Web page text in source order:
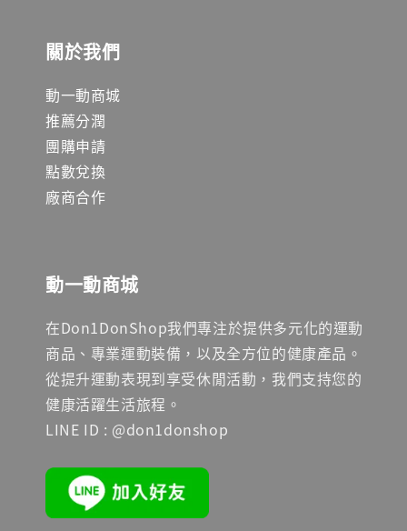
關於我們
動一動商城
推薦分潤
團購申請
點數兌換
廠商合作
動一動商城
在Don1DonShop我們專注於提供多元化的運動
商品、專業運動裝備，以及全方位的健康產品。
從提升運動表現到享受休閒活動，我們支持您的
健康活躍生活旅程。
LINE ID : @don1donshop